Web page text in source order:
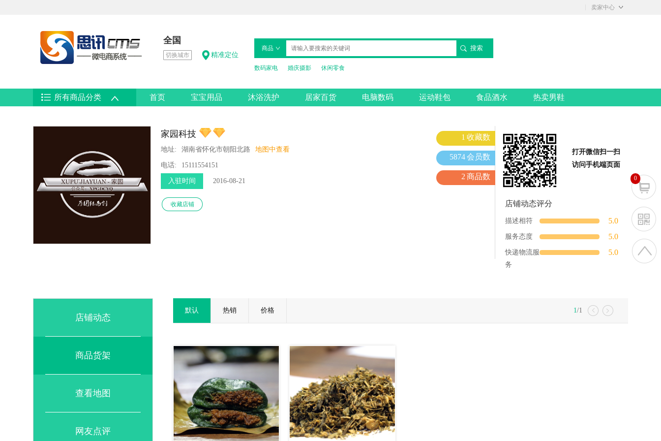
◇
卖家中心
全国
切换城市 精准定位
商品 搜索
数码家电 婚庆摄影 休闲零食
所有商品分类 首页 宝宝用品 沐浴洗护 居家百货 电脑数码 运动鞋包 食品酒水 热卖男鞋
家园科技
地址: 湖南省怀化市朝阳北路 地图中查看
电话: 15111554151
入驻时间 2016-08-21
收藏店铺
1 收藏数
5874会员数
2 商品数
打开微信扫一扫
访问手机端页面
店铺动态评分
描述相符 5.0
服务态度 5.0
快递物流服
务
5.0
店铺动态
商品货架
查看地图
网友点评
默认 热销 价格 1/1
0